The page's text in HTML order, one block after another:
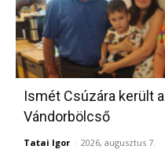
Ismét Csúzára került
Vándorbölcső
Tatai Igor - 2026, augusztus 7.